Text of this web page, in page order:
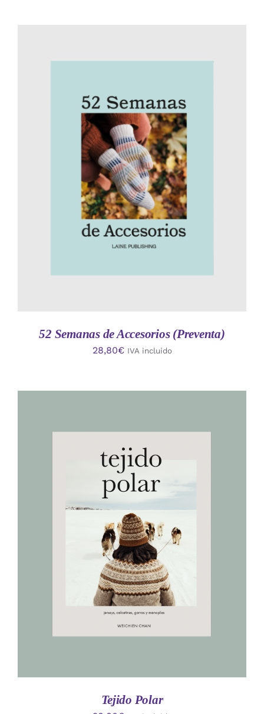
AÑADIR AL CARRITO
/
52 Semanas de Accesorios (Preventa)
28,80€ IVA incluido
AÑADIR AL CARRITO
/
Tejido Polar